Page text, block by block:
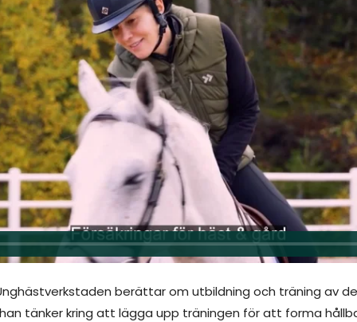
berättar om utbildning och träning av
tänker kring att lägga upp träningen för att forma